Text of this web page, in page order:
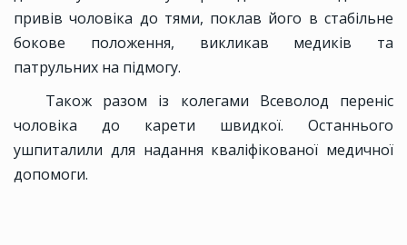
привів чоловіка до тями, поклав його в стабільне
бокове положення, викликав медиків та
патрульних на підмогу.
Також разом із колегами Всеволод переніс
чоловіка до карети швидкої. Останнього
ушпиталили для надання кваліфікованої медичної
допомоги.